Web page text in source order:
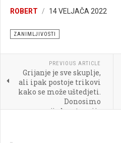
ROBERT 14 VELJAČA 2022
ZANIMLJIVOSTI
PREVIOUS ARTICLE
Grijanje je sve skuplje,
ali ipak postoje trikovi
kako se može uštedjeti.
Donosimo
najjednostavnije